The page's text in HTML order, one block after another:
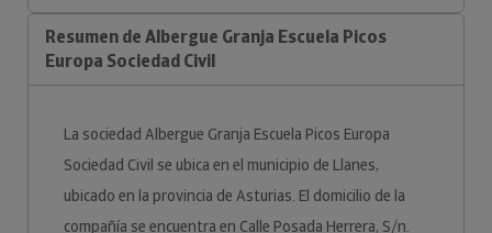
Resumen de Albergue Granja Escuela Picos
Europa Sociedad Civil
La sociedad Albergue Granja Escuela Picos Europa
Sociedad Civil se ubica en el municipio de Llanes,
ubicado en la provincia de Asturias. El domicilio de la
compañía se encuentra en Calle Posada Herrera, S/n.